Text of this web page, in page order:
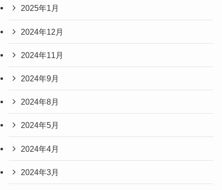
2025年1月
2024年12月
2024年11月
2024年9月
2024年8月
2024年5月
2024年4月
2024年3月